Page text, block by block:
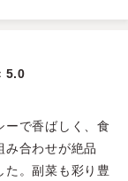
： 5.0
ーで香ばしく、食
み合わせが絶品
た。副菜も彩り豊